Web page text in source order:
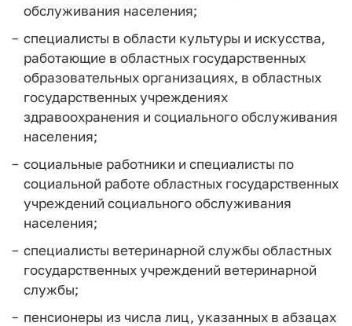
обслуживания населения;
специалисты в области культуры и искусства,
работающие в областных государственных
образовательных организациях, в областных
государственных учреждениях
здравоохранения и социального обслуживания
населения;
социальные работники и специалисты по
социальной работе областных государственных
учреждений социального обслуживания
населения;
специалисты ветеринарной службы областных
государственных учреждений ветеринарной
службы;
пенсионеры из числа лиц, указанных в абзацах